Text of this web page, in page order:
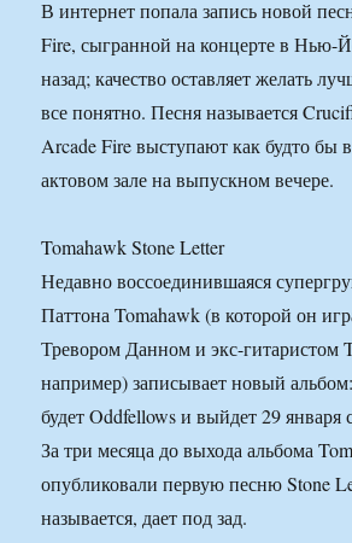
В интернет попала запись новой
Fire, сыгранной на концерте в Нью-
назад; качество оставляет желать
все понятно. Песня называется
Arcade Fire выступают как будто бы
актовом зале на выпускном вечере.
Tomahawk Stone Letter
Недавно воссоединившаяся
Паттона Tomahawk (в которой он
Тревором Данном и экс-гитаристом
например) записывает новый
будет Oddfellows и выйдет 29 января
За три месяца до выхода альбома
опубликовали первую песню Stone
называется, дает под зад.